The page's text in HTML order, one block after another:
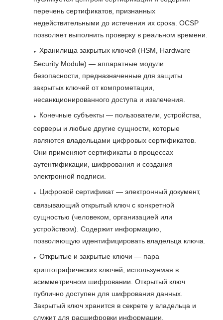
перечень сертификатов, признанных
недействительными до истечения их срока. OCSP
позволяет выполнить проверку в реальном времени.
Хранилища закрытых ключей (HSM, Hardware
Security Module) — аппаратные модули
безопасности, предназначенные для защиты
закрытых ключей от компрометации,
несанкционированного доступа и извлечения.
Конечные субъекты — пользователи, устройства,
серверы и любые другие сущности, которые
являются владельцами цифровых сертификатов.
Они применяют сертификаты в процессах
аутентификации, шифрования и создания
электронной подписи.
Цифровой сертификат — электронный документ,
связывающий открытый ключ с конкретной
сущностью (человеком, организацией или
устройством). Содержит информацию,
позволяющую идентифицировать владельца ключа.
Открытые и закрытые ключи — пара
криптографических ключей, используемая в
асимметричном шифровании. Открытый ключ
публично доступен для шифрования данных.
Закрытый ключ хранится в секрете у владельца и
служит для расшифровки информации.